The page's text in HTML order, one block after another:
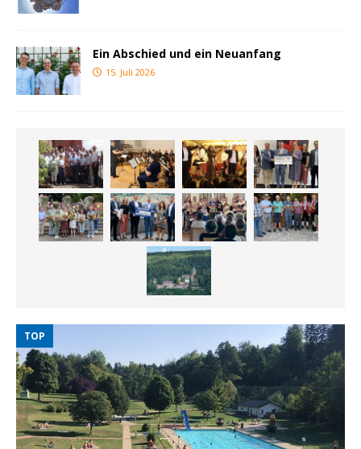
Ein Abschied und ein Neuanfang
15. Juli 2026
TOP